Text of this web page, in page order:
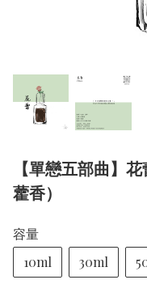
【單戀五部曲】
藿香）
容量
10ml
30ml